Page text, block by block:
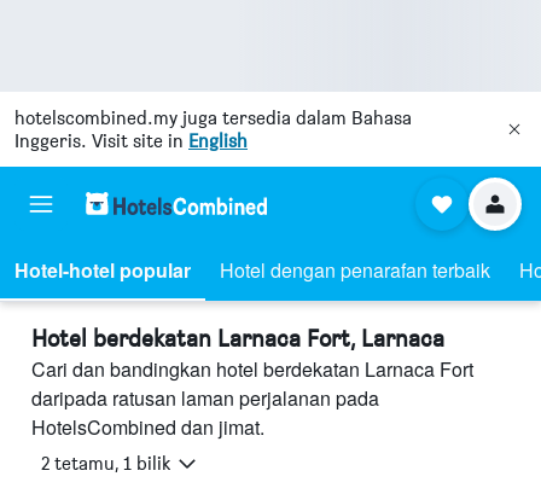
hotelscombined.my juga tersedia dalam Bahasa
Inggeris. Visit site in English
Hotel-hotel popular Hotel dengan penarafan terbaik
Hotel berdekatan Larnaca Fort, Larnaca
Cari dan bandingkan hotel berdekatan Larnaca Fort
daripada ratusan laman perjalanan pada
HotelsCombined dan jimat.
2 tetamu, 1 bilik